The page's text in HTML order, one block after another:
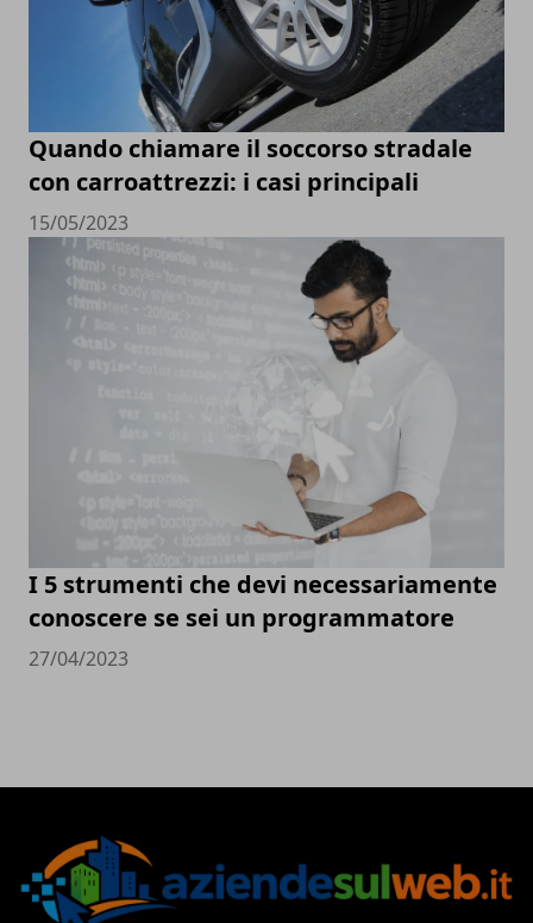
Quando chiamare il soccorso stradale
con carroattrezzi: i casi principali
15/05/2023
I 5 strumenti che devi necessariamente
conoscere se sei un programmatore
27/04/2023